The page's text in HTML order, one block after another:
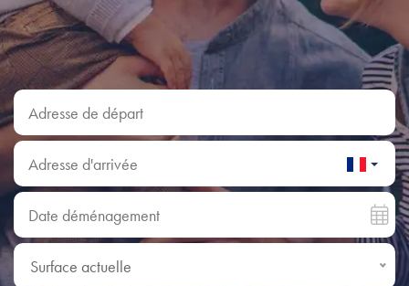
Adresse de départ
Adresse d'arrivée
Date déménagement
Surface actuelle
Surface actuelle